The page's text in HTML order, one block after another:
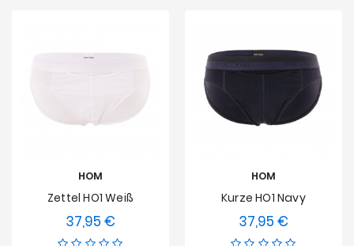
HOM
Zettel HO1 Weiß
37,95 €
HOM
Kurze HO1 Navy
37,95 €